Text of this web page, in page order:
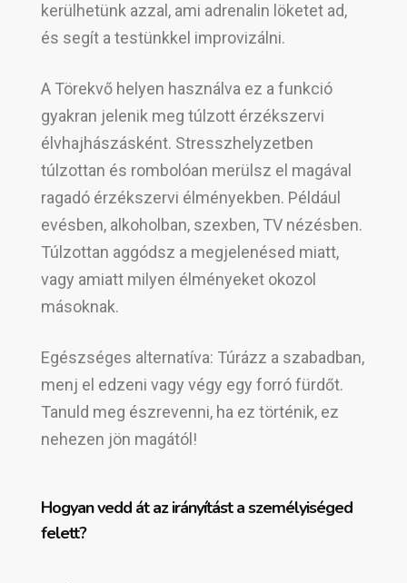
kerülhetünk azzal, ami adrenalin löketet ad,
és segít a testünkkel improvizálni.
A Törekvő helyen használva ez a funkció
gyakran jelenik meg túlzott érzékszervi
élvhajhászásként. Stresszhelyzetben
túlzottan és rombolóan merülsz el magával
ragadó érzékszervi élményekben. Például
evésben, alkoholban, szexben, TV nézésben.
Túlzottan aggódsz a megjelenésed miatt,
vagy amiatt milyen élményeket okozol
másoknak.
Egészséges alternatíva: Túrázz a szabadban,
menj el edzeni vagy végy egy forró fürdőt.
Tanuld meg észrevenni, ha ez történik, ez
nehezen jön magától!
Hogyan vedd át az irányítást a személyiséged
felett?